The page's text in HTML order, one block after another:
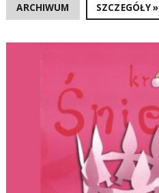
ARCHIWUM SZCZEGÓŁY »